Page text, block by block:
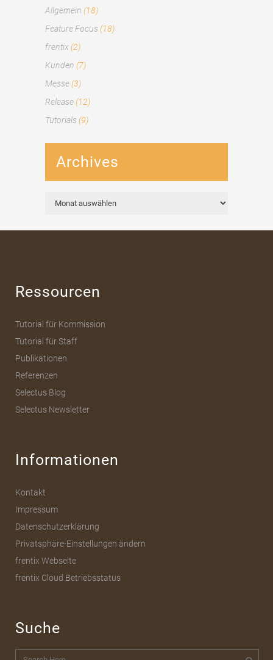
Allgemein (18)
Feature Focus (18)
frentix(2)
Kunden (7)
Messe(3)
Release(12)
Tutorials (9)
Archives
Archives
Ressourcen
Tutorial für Kommission
Tutorial für Staff
Publikationen
Referenzen
Selectus Blog
Selectus Newsletter
Informationen
Kontakt
Impressum
Datenschutzerklärung
Privatsphäre-Einstellungen ändern
frentix Webseite
frentix Cloud Betriebsstatus
Suche